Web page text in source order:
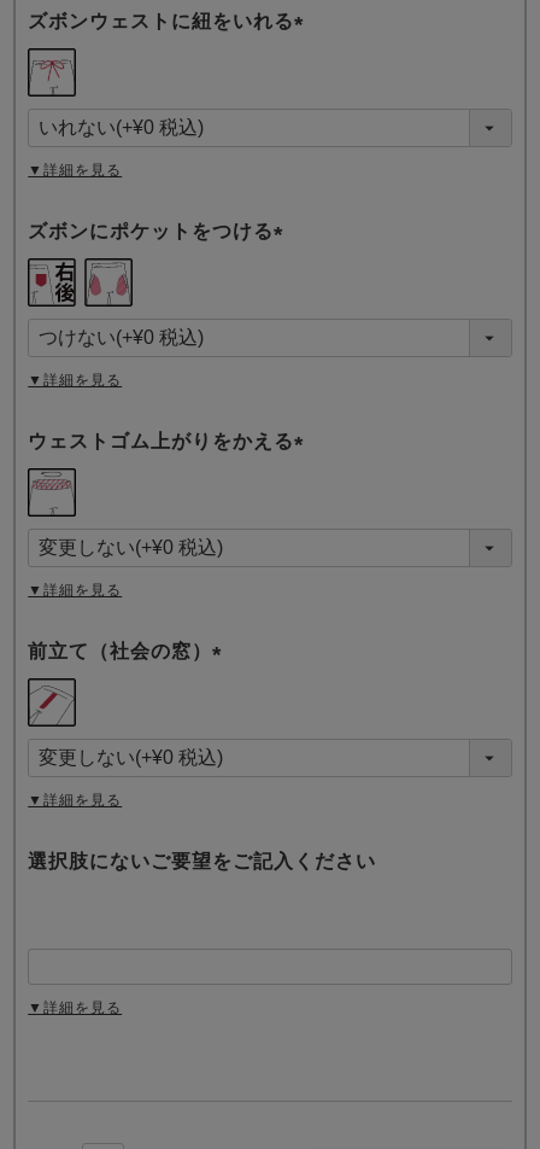
ズボンウェストに紐をいれる
須
)
▼詳細を見る
ズボンにポケットをつける
須
)
▼詳細を見る
ウェストゴム上がりをかえる
須
)
▼詳細を見る
前立て（社会の窓）
須
)
▼詳細を見る
選択肢にないご要望をご記入ください
▼詳細を見る